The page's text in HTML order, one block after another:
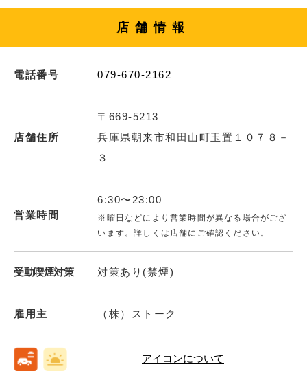
店舗情報
電話番号 079-670-2162
店舗住所
〒669-5213
兵庫県朝来市和田山町玉置１０７８－
３
営業時間
6:30〜23:00
※曜日などにより営業時間が異なる場合がござ
います。詳しくは店舗にご確認ください。
受動喫煙対策 対策あり(禁煙)
雇用主 （株）ストーク
アイコンについて